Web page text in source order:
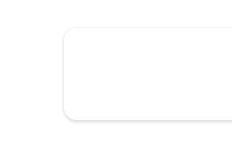
quarantaine zit vanwege Covid,
doen wat ik kan om je